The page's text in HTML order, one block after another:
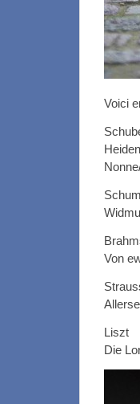
Voici
Von
Liszt
Die